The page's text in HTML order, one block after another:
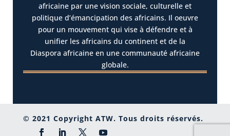
africaine par une vision sociale, culturelle et
politique d’émancipation des africains. Il oeuvre
pour un mouvement qui vise à défendre et à
unifier les africains du continent et de la
Diaspora africaine en une communauté africaine
globale.
© 2021 Copyright ATW. Tous droits réservés.